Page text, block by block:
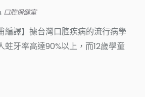
口腔保健室
編譯】據台灣口腔疾病的流行病學
蛀牙率高達90%以上，而12歲學童